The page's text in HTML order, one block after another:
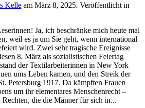
Kelle am März 8, 2025. Veröffentlicht in
Ja, ich beschränke mich heute mal
weil es ja um Sie geht, wenn international
wird. Zwei sehr tragische Ereignisse
8. März als sozialistischen Feiertag
der Textilarbeiterinnen in New York
ums Leben kamen, und den Streik der
Petersburg 1917. Da kämpften Frauen
um ihr elementares Menschenrecht –
Rechten, die die Männer für sich in...